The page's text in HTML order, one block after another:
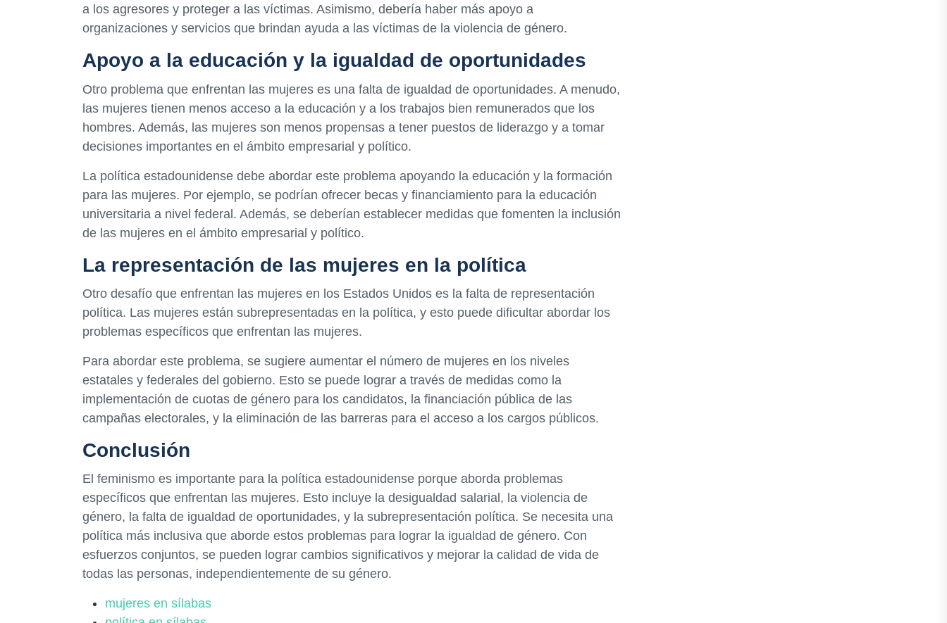
a los agresores y proteger a las víctimas. Asimismo, debería haber más apoyo a
organizaciones y servicios que brindan ayuda a las víctimas de la violencia de género.
Apoyo a la educación y la igualdad de oportunidades
Otro problema que enfrentan las mujeres es una falta de igualdad de oportunidades. A menudo,
las mujeres tienen menos acceso a la educación y a los trabajos bien remunerados que los
hombres. Además, las mujeres son menos propensas a tener puestos de liderazgo y a tomar
decisiones importantes en el ámbito empresarial y político.
La política estadounidense debe abordar este problema apoyando la educación y la formación
para las mujeres. Por ejemplo, se podrían ofrecer becas y financiamiento para la educación
universitaria a nivel federal. Además, se deberían establecer medidas que fomenten la inclusión
de las mujeres en el ámbito empresarial y político.
La representación de las mujeres en la política
Otro desafío que enfrentan las mujeres en los Estados Unidos es la falta de representación
política. Las mujeres están subrepresentadas en la política, y esto puede dificultar abordar los
problemas específicos que enfrentan las mujeres.
Para abordar este problema, se sugiere aumentar el número de mujeres en los niveles
estatales y federales del gobierno. Esto se puede lograr a través de medidas como la
implementación de cuotas de género para los candidatos, la financiación pública de las
campañas electorales, y la eliminación de las barreras para el acceso a los cargos públicos.
Conclusión
El feminismo es importante para la política estadounidense porque aborda problemas
específicos que enfrentan las mujeres. Esto incluye la desigualdad salarial, la violencia de
género, la falta de igualdad de oportunidades, y la subrepresentación política. Se necesita una
política más inclusiva que aborde estos problemas para lograr la igualdad de género. Con
esfuerzos conjuntos, se pueden lograr cambios significativos y mejorar la calidad de vida de
todas las personas, independientemente de su género.
mujeres en sílabas